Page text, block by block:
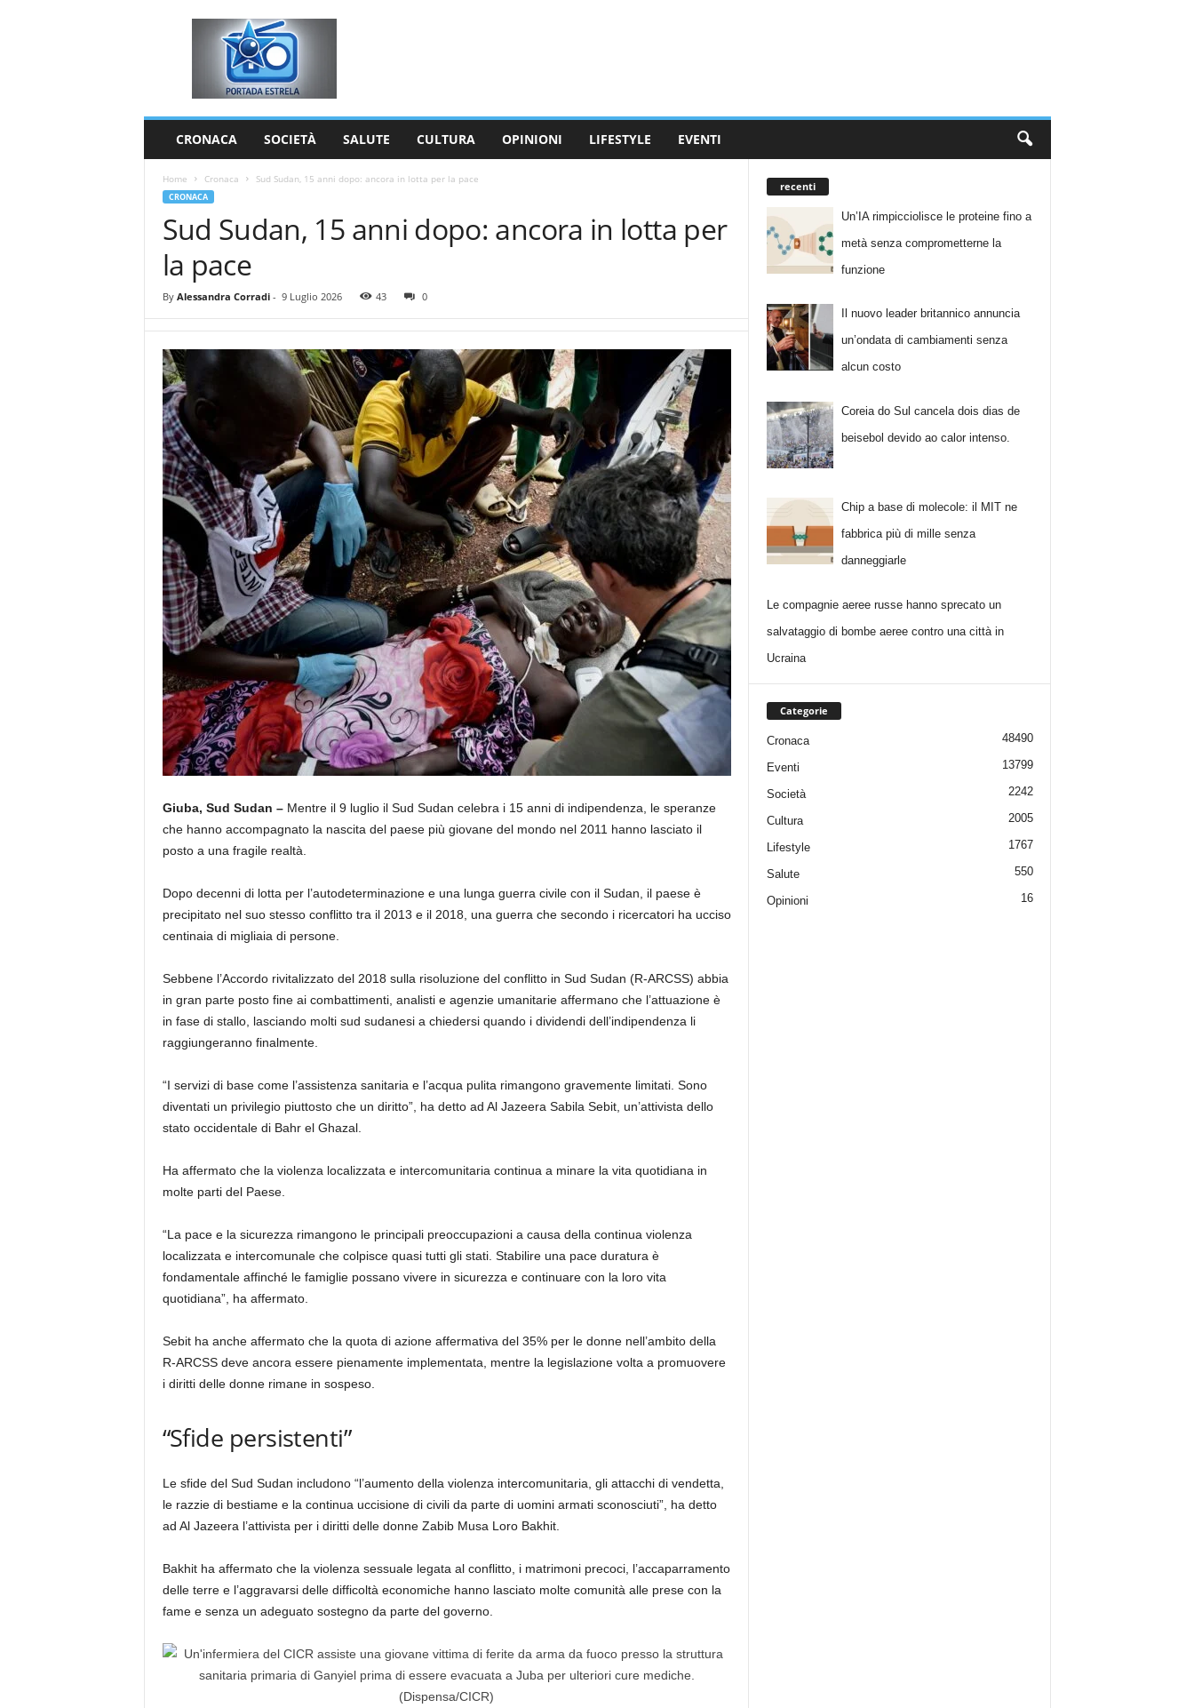
CRONACA SOCIETÀ SALUTE CULTURA OPINIONI LIFESTYLE EVENTI
Home Cronaca Sud Sudan, 15 anni dopo: ancora in lotta per la pace
CRONACA
Sud Sudan, 15 anni dopo: ancora in lotta per
la pace
By Alessandra Corradi- 9 Luglio 2026 43 0
Giuba, Sud Sudan – Mentre il 9 luglio il Sud Sudan celebra i 15 anni di indipendenza, le speranze
che hanno accompagnato la nascita del paese più giovane del mondo nel 2011 hanno lasciato il
posto a una fragile realtà.
Dopo decenni di lotta per l’autodeterminazione e una lunga guerra civile con il Sudan, il paese è
precipitato nel suo stesso conflitto tra il 2013 e il 2018, una guerra che secondo i ricercatori ha ucciso
centinaia di migliaia di persone.
Sebbene l’Accordo rivitalizzato del 2018 sulla risoluzione del conflitto in Sud Sudan (R-ARCSS) abbia
in gran parte posto fine ai combattimenti, analisti e agenzie umanitarie affermano che l’attuazione è
in fase di stallo, lasciando molti sud sudanesi a chiedersi quando i dividendi dell’indipendenza li
raggiungeranno finalmente.
“I servizi di base come l’assistenza sanitaria e l’acqua pulita rimangono gravemente limitati. Sono
diventati un privilegio piuttosto che un diritto”, ha detto ad Al Jazeera Sabila Sebit, un’attivista dello
stato occidentale di Bahr el Ghazal.
Ha affermato che la violenza localizzata e intercomunitaria continua a minare la vita quotidiana in
molte parti del Paese.
“La pace e la sicurezza rimangono le principali preoccupazioni a causa della continua violenza
localizzata e intercomunale che colpisce quasi tutti gli stati. Stabilire una pace duratura è
fondamentale affinché le famiglie possano vivere in sicurezza e continuare con la loro vita
quotidiana”, ha affermato.
Sebit ha anche affermato che la quota di azione affermativa del 35% per le donne nell’ambito della
R-ARCSS deve ancora essere pienamente implementata, mentre la legislazione volta a promuovere
i diritti delle donne rimane in sospeso.
“Sfide persistenti”
Le sfide del Sud Sudan includono “l’aumento della violenza intercomunitaria, gli attacchi di vendetta,
le razzie di bestiame e la continua uccisione di civili da parte di uomini armati sconosciuti”, ha detto
ad Al Jazeera l’attivista per i diritti delle donne Zabib Musa Loro Bakhit.
Bakhit ha affermato che la violenza sessuale legata al conflitto, i matrimoni precoci, l’accaparramento
delle terre e l’aggravarsi delle difficoltà economiche hanno lasciato molte comunità alle prese con la
fame e senza un adeguato sostegno da parte del governo.
recenti
Un’IA rimpicciolisce le proteine fino a
metà senza comprometterne la
funzione
Il nuovo leader britannico annuncia
un’ondata di cambiamenti senza
alcun costo
Coreia do Sul cancela dois dias de
beisebol devido ao calor intenso.
Chip a base di molecole: il MIT ne
fabbrica più di mille senza
danneggiarle
Le compagnie aeree russe hanno sprecato un
salvataggio di bombe aeree contro una città in
Ucraina
Categorie
Cronaca 48490
Eventi 13799
Società 2242
Cultura 2005
Lifestyle 1767
Salute 550
Opinioni 16